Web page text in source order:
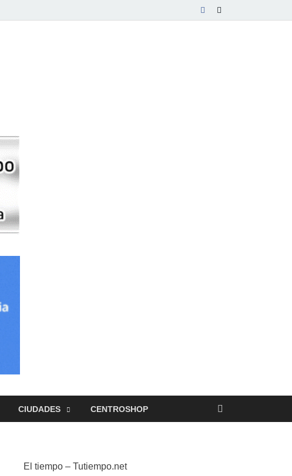
CIUDADES CENTROSHOP
El tiempo – Tutiempo.net